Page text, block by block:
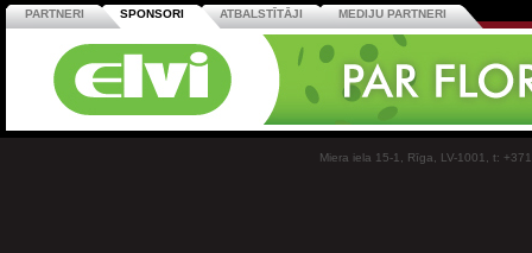
PARTNERI SPONSORI ATBALSTĪTĀJI MEDIJU PARTNERI
Miera iela 15-1, Rīga, LV-1001, t: